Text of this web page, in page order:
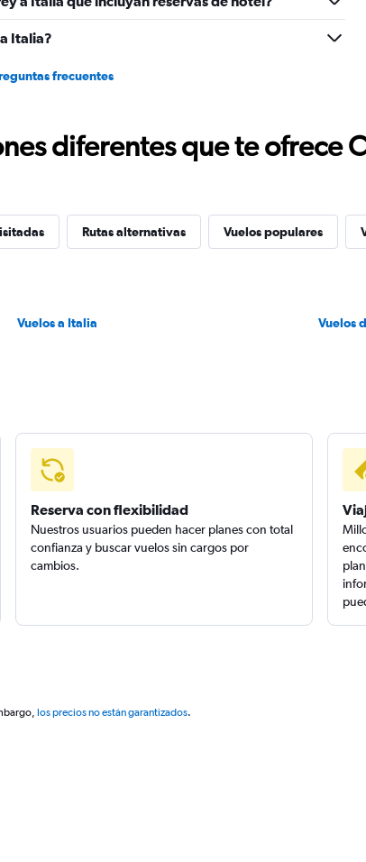
1800.
Italia?
frecuentes
diferentes que te ofrece
Rutas alternativas Vuelos populares
Vuelos a Italia
Vuelos
Reserva con flexibilidad
Nuestros usuarios pueden hacer planes con total
confianza y buscar vuelos sin cargos por
cambios.
los precios no están garantizados.